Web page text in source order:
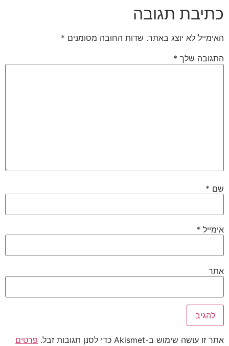
כתיבת תגובה
האימייל לא יוצג באתר. שדות החובה מסומנים *
התגובה שלך *
שם *
אימייל *
אתר
אתר זו עושה שימוש ב-Akismet כדי לסנן תגובות זבל.
פרטים